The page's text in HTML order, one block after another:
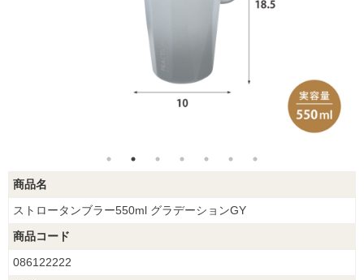
商品名
ストロータンブラー550ml グラデーションGY
商品コード
086122222